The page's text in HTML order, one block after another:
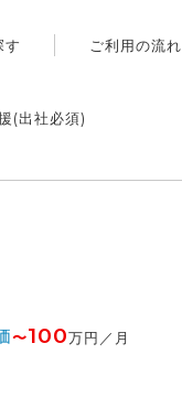
す ご利用の流れ
(出社必須)
〜100万円／月